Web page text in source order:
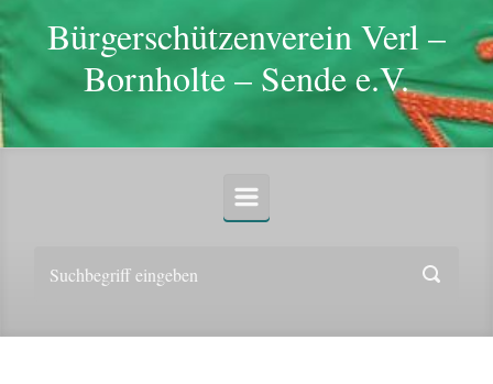
Bürgerschützenverein Verl –
Bornholte – Sende e.V.